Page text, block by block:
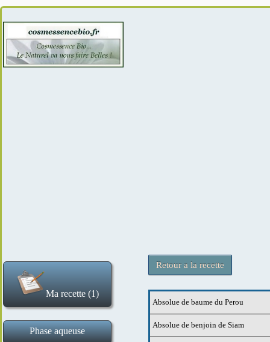
Ma recette (1)
Phase aqueuse
Retour a la recette
Absolue de baume du Perou
Absolue de benjoin de Siam